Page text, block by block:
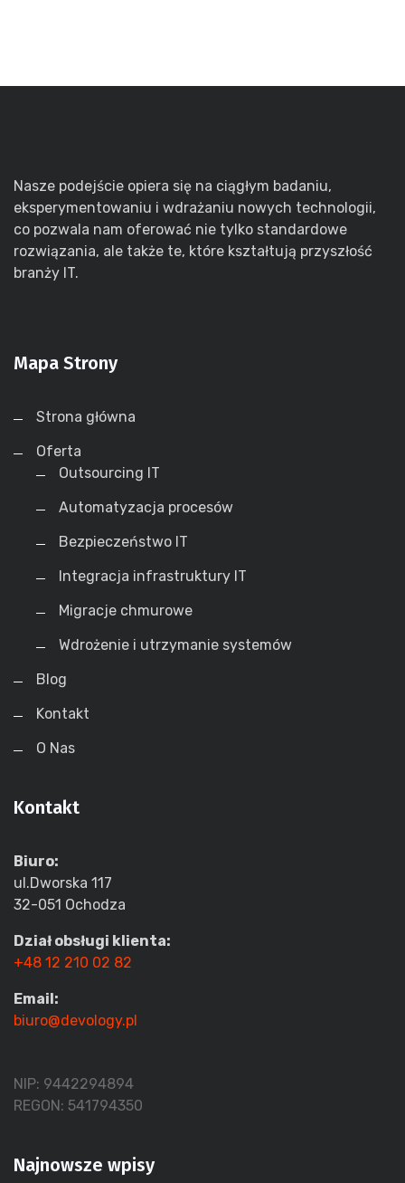
Nasze podejście opiera się na ciągłym badaniu,
eksperymentowaniu i wdrażaniu nowych technologii,
co pozwala nam oferować nie tylko standardowe
rozwiązania, ale także te, które kształtują przyszłość
branży IT.
Mapa Strony
Strona główna
Oferta
Outsourcing IT
Automatyzacja procesów
Bezpieczeństwo IT
Integracja infrastruktury IT
Migracje chmurowe
Wdrożenie i utrzymanie systemów
Blog
Kontakt
O Nas
Kontakt
Biuro:
ul.Dworska 117
32-051 Ochodza
Dział obsługi klienta:
+48 12 210 02 82
Email:
biuro@devology.pl
NIP: 9442294894
REGON: 541794350
Najnowsze wpisy